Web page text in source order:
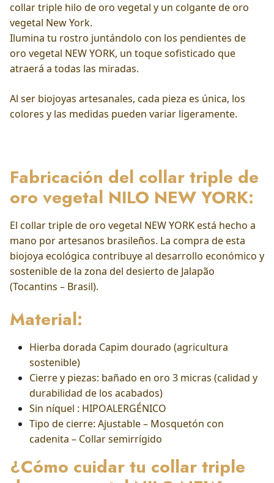
collar triple hilo de oro vegetal y un colgante de oro
vegetal New York.
Ilumina tu rostro juntándolo con los pendientes de
oro vegetal NEW YORK, un toque sofisticado que
atraerá a todas las miradas.
Al ser biojoyas artesanales, cada pieza es única, los
colores y las medidas pueden variar ligeramente.
Fabricación del collar triple de
oro vegetal NILO NEW YORK:
El collar triple de oro vegetal NEW YORK está hecho a
mano por artesanos brasileños. La compra de esta
biojoya ecológica contribuye al desarrollo económico y
sostenible de la zona del desierto de Jalapão
(Tocantins – Brasil).
Material:
Hierba dorada Capim dourado (agricultura
sostenible)
Cierre y piezas: bañado en oro 3 micras (calidad y
durabilidad de los acabados)
Sin níquel : HIPOALERGÉNICO
Tipo de cierre: Ajustable – Mosquetón con
cadenita – Collar semirrígido
¿Cómo cuidar tu collar triple